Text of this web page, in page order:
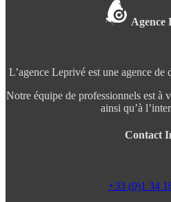
Agence
L’agence Leprivé est une agence de
Notre équipe de professionnels est à
ainsi qu’à
Contact
+33 (0)1 34